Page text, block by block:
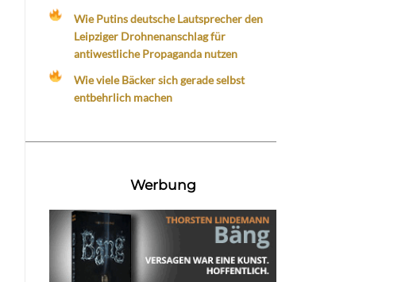
Wie Putins deutsche Lautsprecher den
Leipziger Drohnenanschlag für
antiwestliche Propaganda nutzen
Wie viele Bäcker sich gerade selbst
entbehrlich machen
Werbung